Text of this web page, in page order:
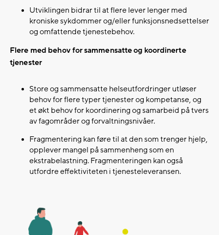
Utviklingen bidrar til at flere lever lenger med
kroniske sykdommer og/eller funksjonsnedsettelser
og omfattende tjenestebehov.​
Flere med behov for sammensatte og koordinerte
tjenester
Store og sammensatte helseutfordringer utløser
behov for flere typer tjenester og kompetanse, og
et økt behov for koordinering og samarbeid på tvers
av fagområder og forvaltningsnivåer. ​
Fragmentering kan føre til at den som trenger hjelp,
opplever mangel på sammenheng som en
ekstrabelastning. Fragmenteringen kan også
utfordre effektiviteten i tjenesteleveransen.